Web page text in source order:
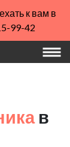
к вам в
99-42
в